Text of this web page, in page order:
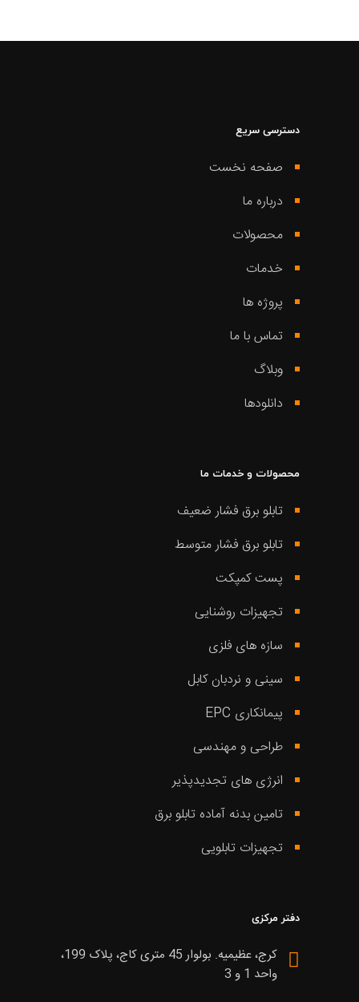
دسترسی سریع
صفحه نخست
درباره ما
محصولات
خدمات
پروژه ها
تماس با ما
وبلاگ
دانلودها
محصولات و خدمات ما
تابلو برق فشار ضعیف
تابلو برق فشار متوسط
پست کمپکت
تجهیزات روشنایی
سازه های فلزی
سینی و نردبان کابل
پیمانکاری EPC
طراحی و مهندسی
انرژی های تجدیدپذیر
تامین بدنه آماده تابلو برق
تجهیزات تابلویی
دفتر مرکزی
کرج، عظیمیه. بولوار 45 متری کاج، پلاک 199،
واحد 1 و 3